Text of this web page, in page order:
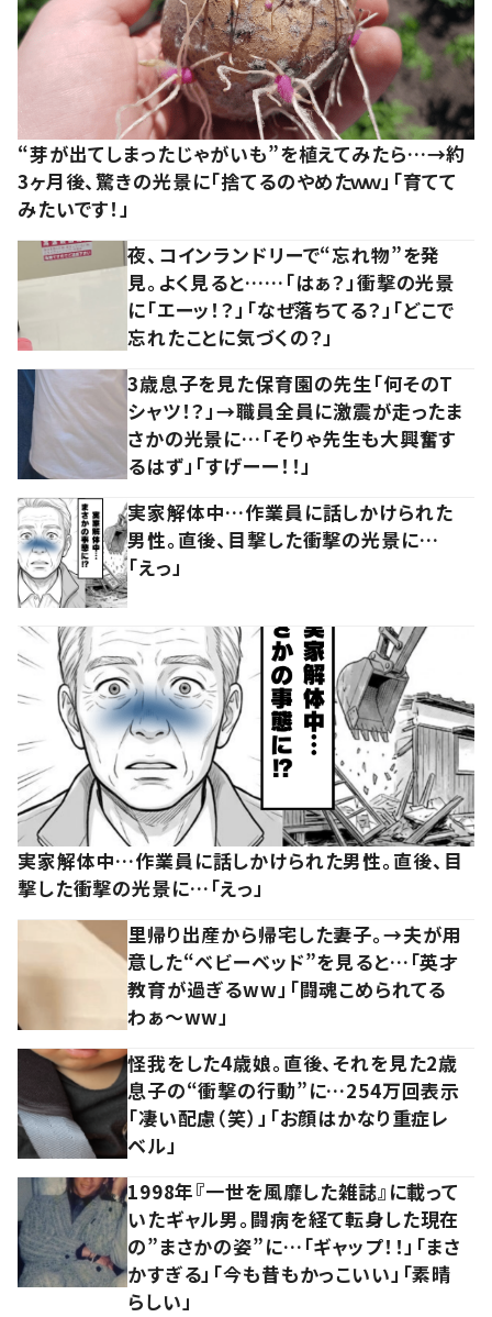
“芽が出てしまったじゃがいも”を植えてみたら…→約
3ヶ月後、驚きの光景に「捨てるのやめたｗｗ」「育てて
みたいです！」
夜、コインランドリーで“忘れ物”を発
見。よく見ると……「はぁ？」衝撃の光景
に「エーッ！？」「なぜ落ちてる？」「どこで
忘れたことに気づくの？」
3歳息子を見た保育園の先生「何そのT
シャツ！？」→職員全員に激震が走ったま
さかの光景に…「そりゃ先生も大興奮す
るはず」「すげーー！！」
実家解体中…作業員に話しかけられた
男性。直後、目撃した衝撃の光景に…
「えっ」
実家解体中…作業員に話しかけられた男性。直後、目
撃した衝撃の光景に…「えっ」
里帰り出産から帰宅した妻子。→夫が用
意した“ベビーベッド”を見ると…「英才
教育が過ぎるww」「闘魂こめられてる
わぁ～ww」
怪我をした4歳娘。直後、それを見た2歳
息子の“衝撃の行動”に…254万回表示
「凄い配慮（笑）」「お顔はかなり重症レ
ベル」
1998年『一世を風靡した雑誌』に載って
いたギャル男。闘病を経て転身した現在
の”まさかの姿”に…「ギャップ！！」「まさ
かすぎる」「今も昔もかっこいい」「素晴
らしい」